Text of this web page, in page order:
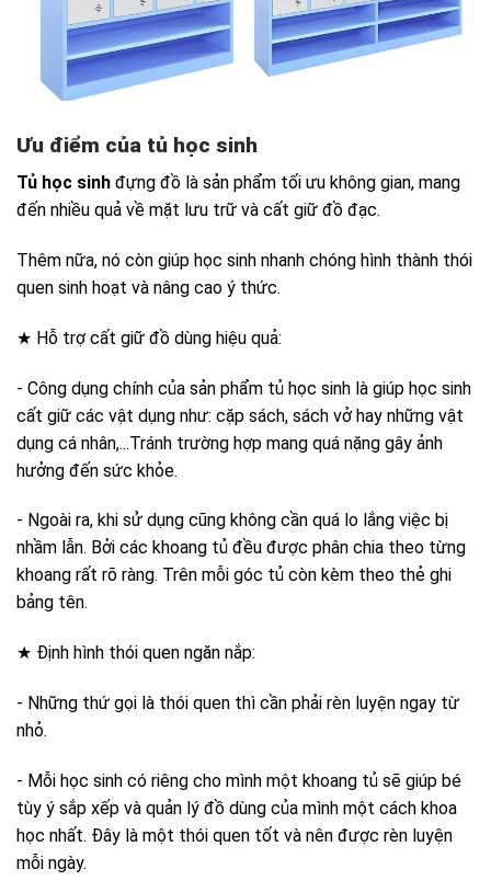
Ưu điểm của tủ học sinh
Tủ học sinh đựng đồ là sản phẩm tối ưu không gian, mang
đến nhiều quả về mặt lưu trữ và cất giữ đồ đạc.
Thêm nữa, nó còn giúp học sinh nhanh chóng hình thành thói
quen sinh hoạt và nâng cao ý thức.
★ Hỗ trợ cất giữ đồ dùng hiệu quả:
- Công dụng chính của sản phẩm tủ học sinh là giúp học sinh
cất giữ các vật dụng như: cặp sách, sách vở hay những vật
dụng cá nhân,...Tránh trường hợp mang quá nặng gây ảnh
hưởng đến sức khỏe.
- Ngoài ra, khi sử dụng cũng không cần quá lo lắng việc bị
nhầm lẫn. Bởi các khoang tủ đều được phân chia theo từng
khoang rất rõ ràng. Trên mỗi góc tủ còn kèm theo thẻ ghi
bảng tên.
★ Định hình thói quen ngăn nắp:
- Những thứ gọi là thói quen thì cần phải rèn luyện ngay từ
nhỏ.
- Mỗi học sinh có riêng cho mình một khoang tủ sẽ giúp bé
tùy ý sắp xếp và quản lý đồ dùng của mình một cách khoa
học nhất. Đây là một thói quen tốt và nên được rèn luyện
mỗi ngày.